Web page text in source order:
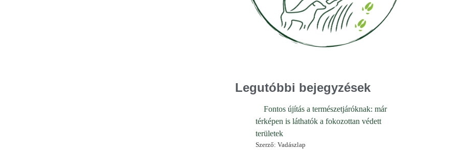
Legutóbbi bejegyzések
Fontos újítás a természetjáróknak: már
térképen is láthatók a fokozottan védett
területek
Szerző: Vadászlap